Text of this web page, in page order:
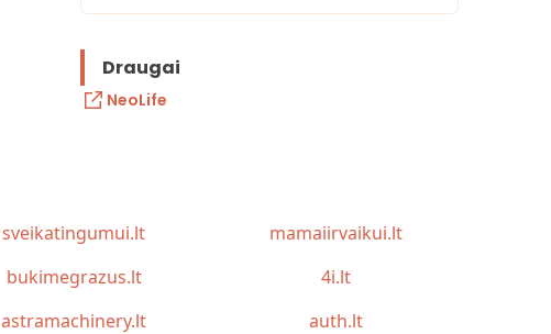
Draugai
NeoLife
sveikatingumui.lt
mamaiirvaikui.lt
bukimegrazus.lt
4i.lt
astramachinery.lt
auth.lt